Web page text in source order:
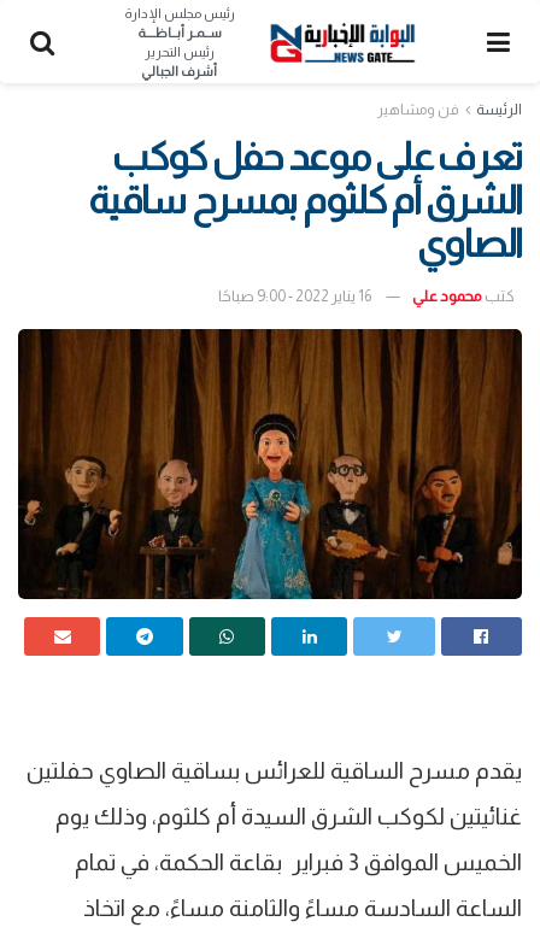
رئيس مجلس الإدارة
ســمـر أبــاظــــة
رئيس التحرير
أشرف الجبالي
الرئيسة فن ومشاهير
تعرف على موعد حفل كوكب
الشرق أم كلثوم بمسرح ساقية
الصاوي
كتب محمود علي 16 يناير 2022 - 9:00 صباحًا
يقدم مسرح الساقية للعرائس بساقية الصاوي حفلتين
غنائيتين لكوكب الشرق السيدة أم كلثوم، وذلك يوم
الخميس الموافق 3 فبراير بقاعة الحكمة، في تمام
الساعة السادسة مساءً والثامنة مساءً، مع اتخاذ